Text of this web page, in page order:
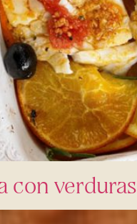
con